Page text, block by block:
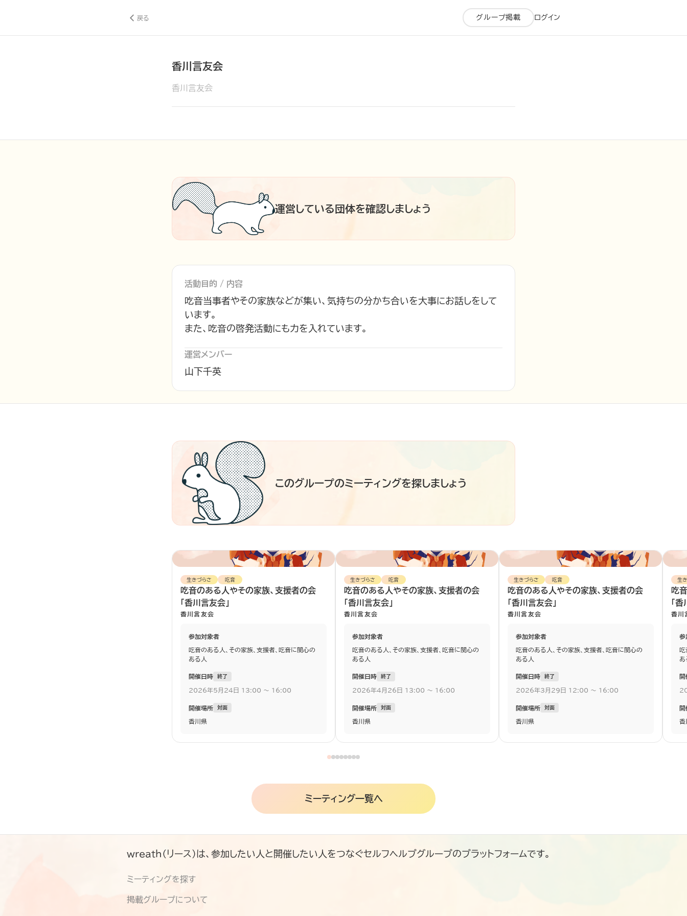
戻る グループ掲載 ログイン
香川言友会
香川言友会
運営している団体を確認しましょう
活動目的 / 内容
吃音当事者やその家族などが集い、気持ちの分かち合いを大事にお話しをして
います。
また、吃音の啓発活動にも力を入れています。
運営メンバー
山下千英
このグループのミーティングを探しましょう
生きづらさ 吃音
吃音のある人やその家族、支援者の会
「香川言友会」
香川言友会
参加対象者
吃音のある人、その家族、支援者、吃音に関心の
ある人
開催日時 終了
2026年5 月 24日 13:00 〜 16:00
開催場所 対面
香川県
生きづらさ 吃音
吃音のある人やその家族、支援者の会
「香川言友会」
香川言友会
参加対象者
吃音のある人、その家族、支援者、吃音に関心の
ある人
開催日時 終了
2026年4月 26 日 13:00 〜 16:00
開催場所 対面
香川県
生きづらさ 吃音
吃音のある人やその家族、支援者の会
「香川言友会」
香川言友会
参加対象者
吃音のある人、その家族、支援者、吃音に関心の
ある人
開催日時 終了
2026年3 月 29 日 12:00 〜 16:00
開催場所 対面
香川県
生
吃
「
香川
参
吃
あ
開
開
香
ミーティング一覧へ
wreath（リース）は、参加したい人と開催したい人をつなぐセルフヘルプグループのプラットフォームです。
ミーティングを探す
掲載グループについて